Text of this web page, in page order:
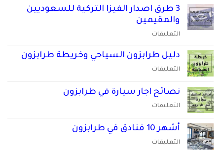
طرابزون
مغلقة
مغلقة
العجاجي
طرابزون
3 طرق اصدار الفيزا التركية للسعوديين
والمقيمين
التعليقاتعلى
طرق
التركية
للسعوديين
والمقيمين
دليل طرابزون السياحي وخريطة طرابزون
التعليقاتعلى
طرابزون
مغلقة
نصائح اجار سيارة في طرابزون
التعليقاتعلى
اجار أشهر 10 فنادق في طرابزون
التعليقاتعلى